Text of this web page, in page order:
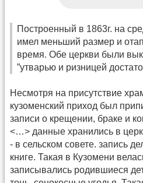
Построенный в 1863г. на
имел меньший размер и
время. Обе церкви были
”утварью и ризницей
Несмотря на присутствие
кузоменский приход был
записи о крещении, браке и
<…> данные хранились в
- в сельском совете. запись
книге. Такая в Кузомени
записывались родившиеся